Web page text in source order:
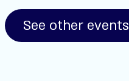
See other events